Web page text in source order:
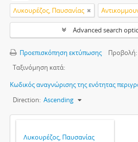
Λυκουρέζος, Παυσανίας
Advanced search
Προεπισκόπηση εκτύπωσης
Προβολή:
Ταξινόμηση κατά:
Κωδικός αναγνώρισης της ενότητας
Direction: Ascending
Λυκουρέζος, Παυσανίας